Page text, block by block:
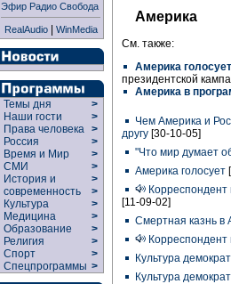
Эфир Радио Свобода
RealAudio| WinMedia
Темы дня
>
Наши гости
>
Права человека >
Россия
>
Время и Мир
>
СМИ
>
История и
современность
>
>
Культура
>
Медицина
>
Образование
>
Религия
>
Спорт
>
Спецпрограммы >
Америка
См. также:
Америка голосует
президентской
Америка в
Чем Америка и
другу [30-10-05]
"Что мир думает
Америка голосует
[11-09-02]
Смертная казнь в
Культура
Культура